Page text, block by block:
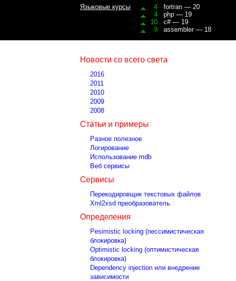
4
fortran — 20
4
php — 19
10
c# — 19
9
assembler — 18
Языковые курсы
Новости со всего света
2016
2011
2010
2009
2008
Статьи и примеры
Разное полезное
Логирование
Использование mdb
Веб сервисы
Сервисы
Перекодировщик текстовых файлов
Xml2xsd преобразователь
Определения
Pesimistic locking (пессимистическая
блокировка)
Optimistic locking (оптимистическая
блокировка)
Dependency injection или внедрение
зависимости